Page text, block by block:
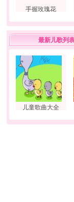
手握玫瑰花
最新儿歌列
儿童歌曲大全